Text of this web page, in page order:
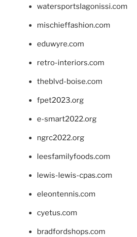
watersportslagonissi.com
mischieffashion.com
eduwyre.com
retro-interiors.com
theblvd-boise.com
fpet2023.org
e-smart2022.org
ngrc2022.org
leesfamilyfoods.com
lewis-lewis-cpas.com
eleontennis.com
cyetus.com
bradfordshops.com